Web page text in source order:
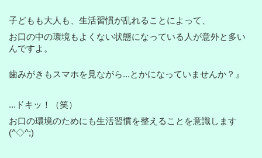
子どもも大人も、生活習慣が乱れることによって、
お口の中の環境もよくない状態になっている人が意外と多い
んですよ。
歯みがきもスマホを見ながら...とかになっていませんか？』
...ドキッ！（笑）
お口の環境のためにも生活習慣を整えることを意識します
(^◇^;)